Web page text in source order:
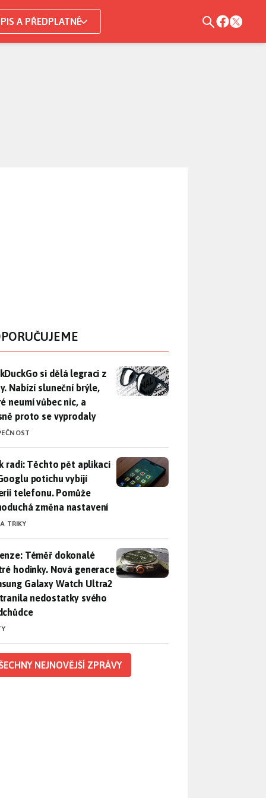
A PŘEDPLATNÉ
si dělá legraci z Mety. Nabízí sluneční brýle, které
si dělá legraci z
Nabízí sluneční brýle,
neumí vůbec nic, a
proto se vyprodaly
radí: Těchto pět aplikací od Googlu potichu vybíjí baterii
radí: Těchto pět aplikací
potichu vybíjí
telefonu. Pomůže
změna nastavení
TRIKY
Téměř dokonalé chytré hodinky. Nová generace
Téměř dokonalé
hodinky. Nová generace
Galaxy Watch Ultra2
nedostatky svého
NEJNOVĚJŠÍ ZPRÁVY